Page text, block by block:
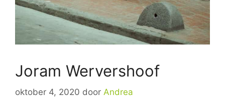
Joram Wervershoof
oktober 4, 2020 door Andrea